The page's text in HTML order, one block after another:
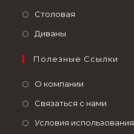
Столовая
Диваны
Полезные Ссылки
О компании
Связаться с нами
Условия использования